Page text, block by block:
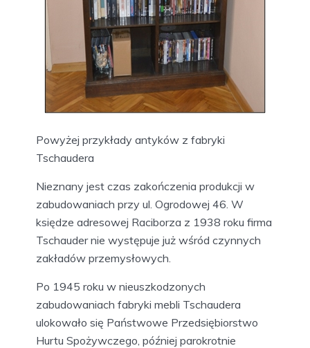
Powyżej przykłady antyków z fabryki
Tschaudera
Nieznany jest czas zakończenia produkcji w
zabudowaniach przy ul. Ogrodowej 46. W
księdze adresowej Raciborza z 1938 roku firma
Tschauder nie występuje już wśród czynnych
zakładów przemysłowych.
Po 1945 roku w nieuszkodzonych
zabudowaniach fabryki mebli Tschaudera
ulokowało się Państwowe Przedsiębiorstwo
Hurtu Spożywczego, później parokrotnie